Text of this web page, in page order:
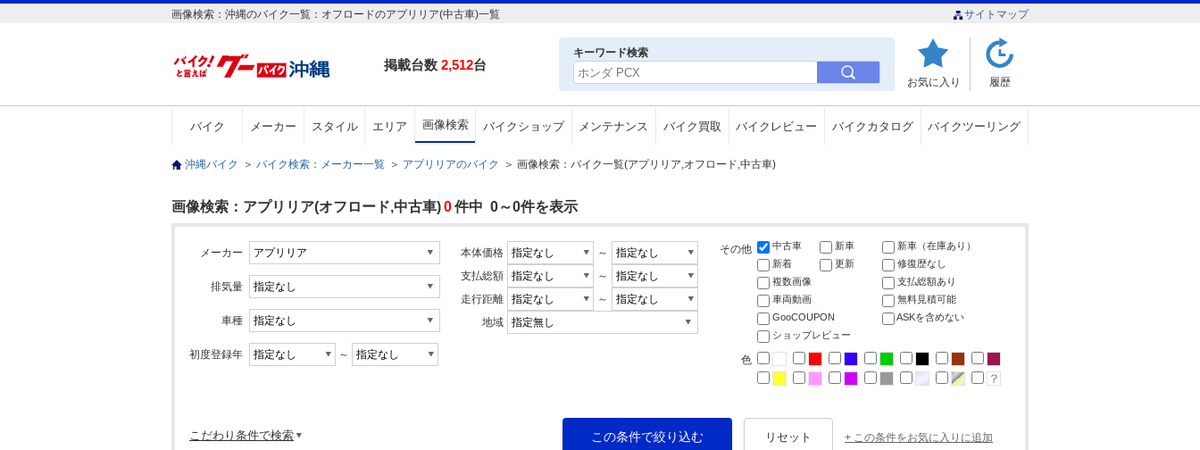
画像検索：沖縄のバイク一覧：オフロードのアプリリア(中古車)一覧 サイトマップ
掲載台数 2,512台
キーワード検索
お気に入り 履歴
バイク メーカー スタイル エリア 画像検索 バイクショップ メンテナンス バイク買取 バイクレビュー バイクカタログ バイクツーリング
沖縄バイク ＞ バイク検索：メーカー一覧 ＞ アプリリアのバイク ＞ 画像検索：バイク一覧(アプリリア,オフロード,中古車)
画像検索：アプリリア(オフロード,中古車)0件中 0～0件を表示
メーカー
排気量
車種
初度登録年 ～
本体価格
～
支払総額
～
走行距離
～
地域
その他 中古車 新車
新車（在庫あり）
新着
更新
修復歴なし
複数画像
支払総額あり
車両動画
無料見積可能
GooCOUPON
ASKを含めない
ショップレビュー
色
こだわり条件で検索 + この条件をお気に入りに追加